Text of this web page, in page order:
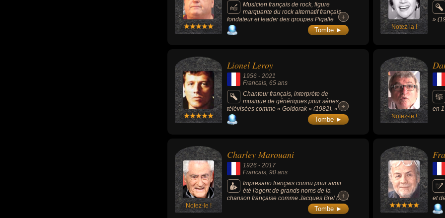
Musicien français de rock, figure
marquante du rock alternatif français,
fondateur et leader des groupes Pigalle
(1982-1998, 2007-2022) et Les Garçons
bouchers (1986-1997).
+
+
Tombe ► Notez-la !
»
»
Lionel Leroy
1956 - 2021
Francais, 65 ans
Chanteur français, interprète de
musique de génériques pour séries
télévisées comme « Goldorak » (1982), «
Ulysse 31 » (1981) ou « Starsky et Hutch »
(1978). Il était l'ex-mari de la chanteuse
+
+
Tombe ► Notez-le !
en
Notez-le !
Charley Marouani
1926 - 2017
Francais, 90 ans
Impresario français connu pour avoir
été l'agent de grands noms de la
chanson française comme Jacques Brel (son
1er artiste), Joe Dassin, Henri Salvador,
Claude Nougaro, Barbara, Salvatore Adamo,
+
+
Tombe ►
et